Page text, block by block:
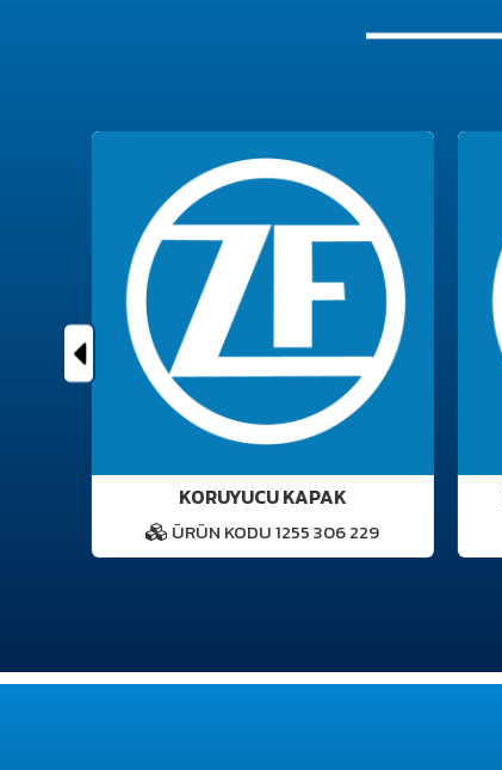
KORUYUCU KAPAK
ÜRÜN KODU 1255 306 229